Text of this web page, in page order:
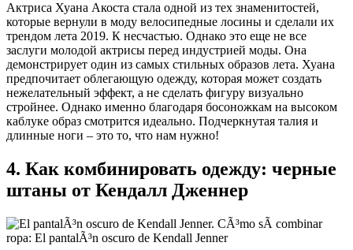
Актриса Хуана Акоста стала одной из тех знаменитостей,
которые вернули в моду велосипедные лосины и сделали их
трендом лета 2019. К несчастью. Однако это еще не все
заслуги молодой актрисы перед индустрией моды. Она
демонстрирует один из самых стильных образов лета. Хуана
предпочитает облегающую одежду, которая может создать
нежелательный эффект, а не сделать фигуру визуально
стройнее. Однако именно благодаря босоножкам на высоком
каблуке образ смотрится идеально. Подчеркнутая талия и
длинные ноги – это то, что нам нужно!
4. Как комбинировать одежду: черные
штаны от Кендалл Дженнер